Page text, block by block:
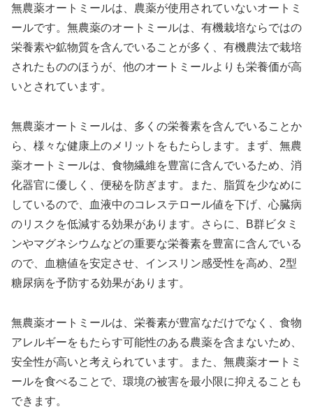
無農薬オートミールは、農薬が使用されていないオートミ
ールです。無農薬のオートミールは、有機栽培ならではの
栄養素や鉱物質を含んでいることが多く、有機農法で栽培
されたもののほうが、他のオートミールよりも栄養価が高
いとされています。
無農薬オートミールは、多くの栄養素を含んでいることか
ら、様々な健康上のメリットをもたらします。まず、無農
薬オートミールは、食物繊維を豊富に含んでいるため、消
化器官に優しく、便秘を防ぎます。また、脂質を少なめに
しているので、血液中のコレステロール値を下げ、心臓病
のリスクを低減する効果があります。さらに、B群ビタミ
ンやマグネシウムなどの重要な栄養素を豊富に含んでいる
ので、血糖値を安定させ、インスリン感受性を高め、2型
糖尿病を予防する効果があります。
無農薬オートミールは、栄養素が豊富なだけでなく、食物
アレルギーをもたらす可能性のある農薬を含まないため、
安全性が高いと考えられています。また、無農薬オートミ
ールを食べることで、環境の被害を最小限に抑えることも
できます。